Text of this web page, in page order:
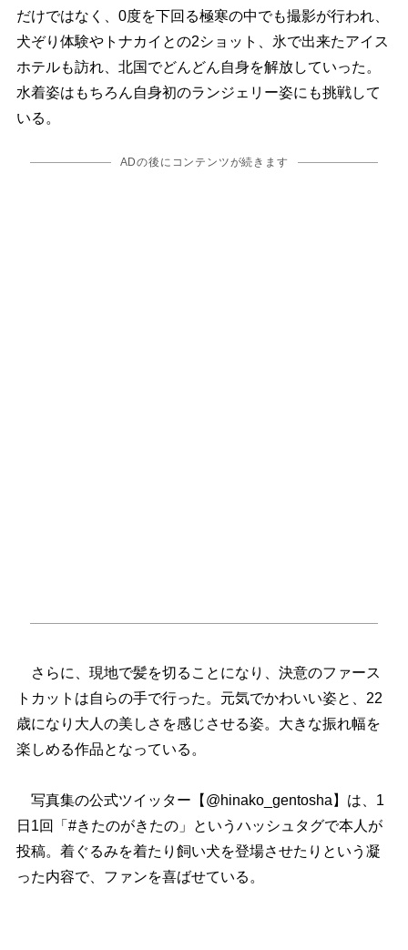
だけではなく、0度を下回る極寒の中でも撮影が行われ、
犬ぞり体験やトナカイとの2ショット、氷で出来たアイス
ホテルも訪れ、北国でどんどん自身を解放していった。
水着姿はもちろん自身初のランジェリー姿にも挑戦して
いる。
ADの後にコンテンツが続きます
さらに、現地で髪を切ることになり、決意のファース
トカットは自らの手で行った。元気でかわいい姿と、22
歳になり大人の美しさを感じさせる姿。大きな振れ幅を
楽しめる作品となっている。
写真集の公式ツイッター【@hinako_gentosha】は、1
日1回「#きたのがきたの」というハッシュタグで本人が
投稿。着ぐるみを着たり飼い犬を登場させたりという凝
った内容で、ファンを喜ばせている。